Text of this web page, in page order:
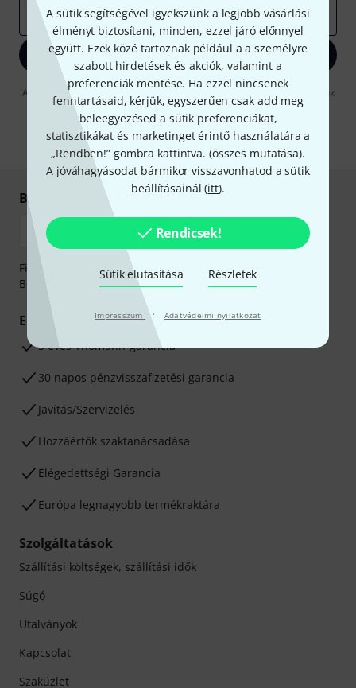
A sütik segítségével igyekszünk a legjobb vásárlási
élményt biztosítani, minden, ezzel járó előnnyel
együtt. Ezek közé tartoznak például a a személyre
szabott hirdetések és akciók, valamint a
preferenciák mentése. Ha ezzel nincsenek
fenntartásaid, kérjük, egyszerűen csak add meg
beleegyezésed a sütik preferenciákat,
statisztikákat és marketinget érintő használatára a
„Rendben!” gombra kattintva. (összes mutatása).
A jóváhagyásodat bármikor visszavonhatod a sütik
beállításainál (itt).
Rendicsek!
Sütik elutasítása Részletek
Impresszum · Adatvédelmi nyilatkozat
e-mail cím*
Bejelentkezés
A "Bejelentkezés" gombra kattintva elfogadja, hogy e-mailben küldjünk
önnek hirdetéseket. Bármikor leiratkozhat erről. A hírlevélről további
információkat azdata protection guideline-ben talál.
* Kitöltés kötelező
Biztonságos vásárlás és fizetés
Fizessen biztonságosan, titkosítással: Banki átutalás vagy
Betéti- vagy hitelkártya segítségével
Előnyök
3 éves Thomann-garancia
30 napos pénzvisszafizetési garancia
Javítás/Szervizelés
Hozzáértők szaktanácsadása
Elégedettségi Garancia
Európa legnagyobb termékraktára
Szolgáltatások
Szállítási költségek, szállítási idők
Súgó
Utalványok
Kapcsolat
Szaküzlet